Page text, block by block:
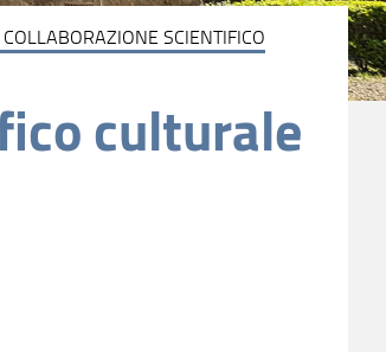
SCIENTIFICO
culturale